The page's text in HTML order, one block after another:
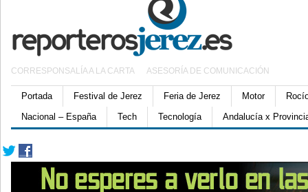
CORRESPONSALÍA A LA CARTA ASESORÍA DE COMUNICACIÓN
Portada Festival de Jerez Feria de Jerez Motor
Nacional – España
Tech Tecnología Andalucía x